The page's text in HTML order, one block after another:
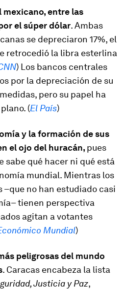
mexicano, entre las
el súper dólar. Ambas
se depreciaron 17%, el
retrocedió la libra esterlina
) Los bancos centrales
por la depreciación de su
pero su papel ha
(El País)
y la formación de sus
el ojo del huracán, pues
sabe qué hacer ni qué está
mundial. Mientras los
no han estudiado casi
tienen perspectiva
agitan a votantes
Mundial)
peligrosas del mundo
. Caracas encabeza la lista
Justicia y Paz,